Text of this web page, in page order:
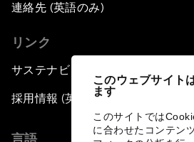
このウェブサイト
ます
このサイトでは
に合わせたコンテン
連絡先 (英語のみ)
リンク
サステナビリティへの取り組み
採用情報 (英語のみ)
言語